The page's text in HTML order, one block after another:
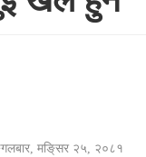
मङि्सर २५, २०८१